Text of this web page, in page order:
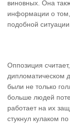
виновных. Она
информации о
подобной ситуации.
Оппозиция
дипломатическом
были не только
больше людей
работает на их
стукнул кулаком